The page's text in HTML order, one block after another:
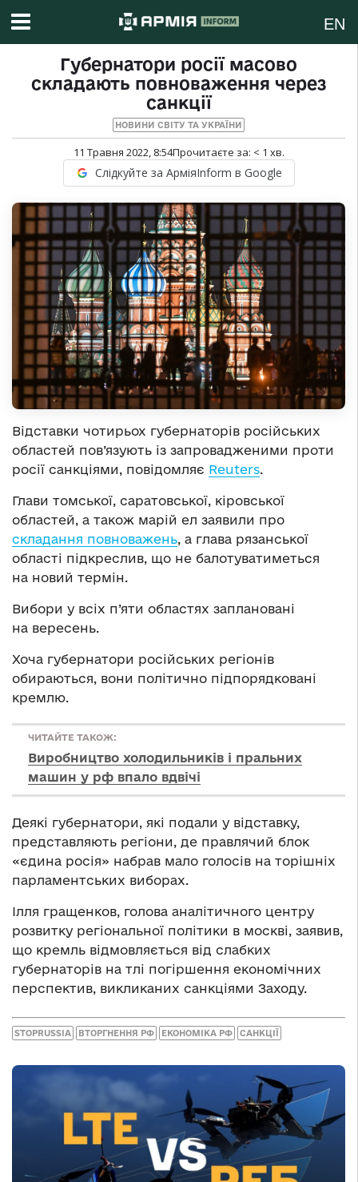
EN
Губернатори росії масово
складають повноваження через
санкції
НОВИНИ СВІТУ ТА УКРАЇНИ
11 Травня 2022, 8:54Прочитаєте за: < 1 хв.
Слідкуйте за АрміяInform в Google
Відставки чотирьох губернаторів російських
областей пов’язують із запровадженими проти
росії санкціями, повідомляє Reuters.
Глави томської, саратовської, кіровської
областей, а також марій ел заявили про
складання повноважень, а глава рязанської
області підкреслив, що не балотуватиметься
на новий термін.
Вибори у всіх п’яти областях заплановані
на вересень.
Хоча губернатори російських регіонів
обираються, вони політично підпорядковані
кремлю.
ЧИТАЙТЕ ТАКОЖ:
Виробництво холодильників і пральних
машин у рф впало вдвічі
Деякі губернатори, які подали у відставку,
представляють регіони, де правлячий блок
«єдина росія» набрав мало голосів на торішніх
парламентських виборах.
Ілля гращенков, голова аналітичного центру
розвитку регіональної політики в москві, заявив,
що кремль відмовляється від слабких
губернаторів на тлі погіршення економічних
перспектив, викликаних санкціями Заходу.
STOPRUSSIA ВТОРГНЕННЯ РФ ЕКОНОМІКА РФ САНКЦІЇ